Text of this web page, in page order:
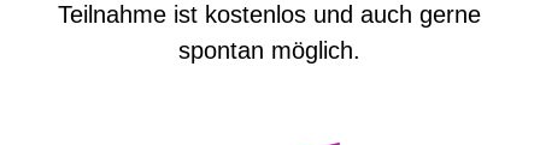
Teilnahme ist kostenlos und auch gerne
spontan möglich.